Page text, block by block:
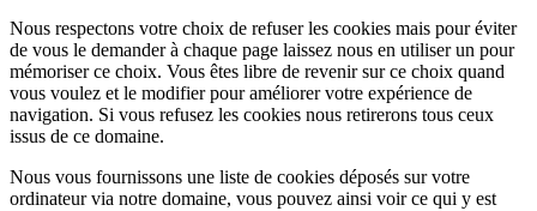
Nous respectons votre choix de refuser les cookies mais pour éviter
de vous le demander à chaque page laissez nous en utiliser un pour
mémoriser ce choix. Vous êtes libre de revenir sur ce choix quand
vous voulez et le modifier pour améliorer votre expérience de
navigation. Si vous refusez les cookies nous retirerons tous ceux
issus de ce domaine.
Nous vous fournissons une liste de cookies déposés sur votre
ordinateur via notre domaine, vous pouvez ainsi voir ce qui y est